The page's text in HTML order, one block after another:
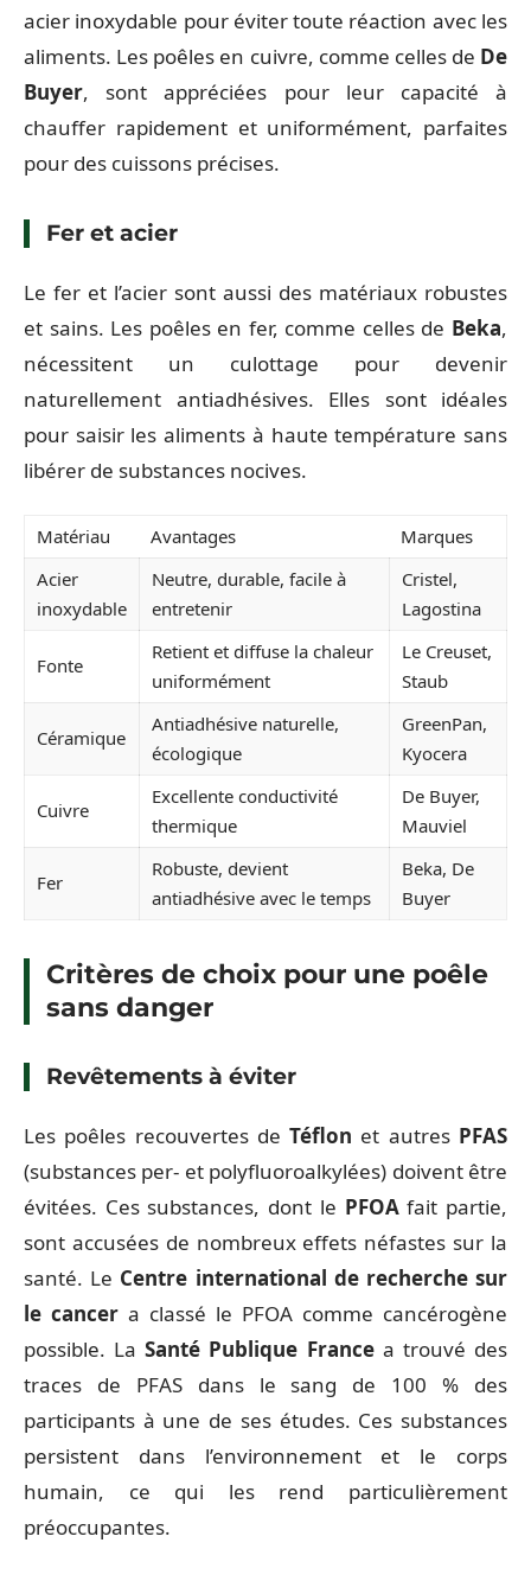
acier inoxydable pour éviter toute réaction avec les
aliments. Les poêles en cuivre, comme celles de De
Buyer, sont appréciées pour leur capacité à
chauffer rapidement et uniformément, parfaites
pour des cuissons précises.
Fer et acier
Le fer et l’acier sont aussi des matériaux robustes
et sains. Les poêles en fer, comme celles de Beka,
nécessitent un culottage pour devenir
naturellement antiadhésives. Elles sont idéales
pour saisir les aliments à haute température sans
libérer de substances nocives.
Matériau Avantages
Marques
Acier
inoxydable
Neutre, durable, facile à
entretenir
Cristel,
Lagostina
Fonte
Retient et diffuse la chaleur
uniformément
Le Creuset,
Staub
Céramique
Antiadhésive naturelle,
écologique
GreenPan,
Kyocera
Cuivre
Excellente conductivité
thermique
De Buyer,
Mauviel
Fer
Robuste, devient
antiadhésive avec le temps
Beka, De
Buyer
Critères de choix pour une poêle
sans danger
Revêtements à éviter
Les poêles recouvertes deTéflon et autres PFAS
(substances per- et polyfluoroalkylées) doivent être
évitées. Ces substances, dont le PFOAfait partie,
sont accusées de nombreux effets néfastes sur la
santé. Le Centre international de recherche sur
le cancer a classé le PFOA comme cancérogène
possible. LaSanté Publique Francea trouvé des
traces de PFAS dans le sang de 100 % des
participants à une de ses études. Ces substances
persistent dans l’environnement et le corps
humain, ce qui les rend particulièrement
préoccupantes.